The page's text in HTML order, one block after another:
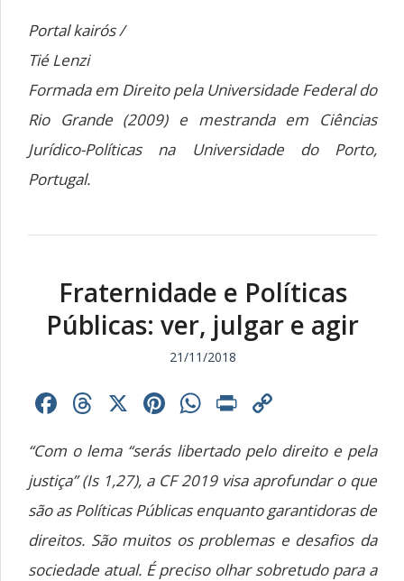
Portal kairós /
Tié Lenzi
Formada em Direito pela Universidade Federal do
Rio Grande (2009) e mestranda em Ciências
Jurídico-Políticas na Universidade do Porto,
Portugal.
Fraternidade e Políticas
Públicas: ver, julgar e agir
21/11/2018
Facebook
Threads
X Pinterest
WhatsApp
Print
“Com o lema “serás libertado pelo direito e pela
justiça” (Is 1,27), a CF 2019 visa aprofundar o que
são as Políticas Públicas enquanto garantidoras de
direitos. São muitos os problemas e desafios da
sociedade atual. É preciso olhar sobretudo para a